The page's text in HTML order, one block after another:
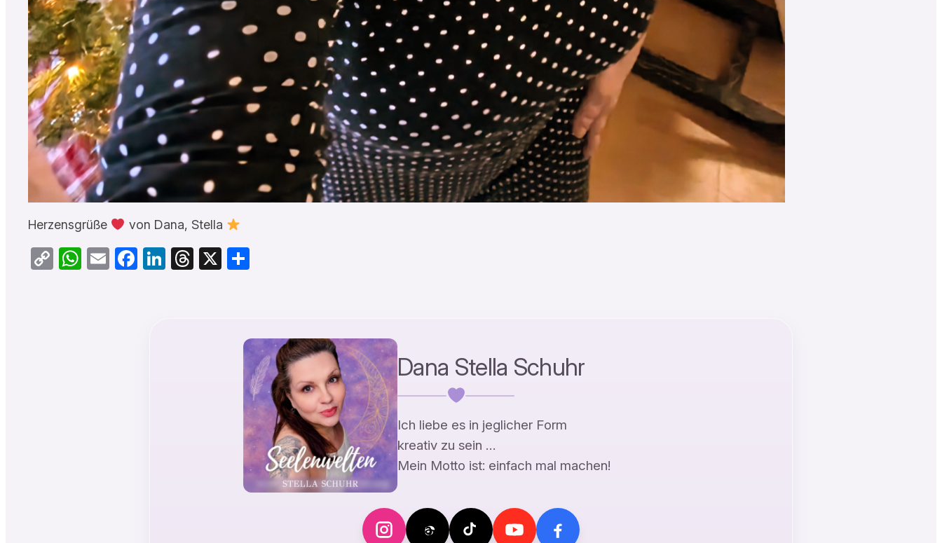
Herzensgrüße von Dana, Stella
CopyWhatsApp
EmailFacebook
LinkedIn
Threads
X
Dana Stella Schuhr
Ich liebe es in jeglicher Form
kreativ zu sein …
Mein Motto ist: einfach mal machen!